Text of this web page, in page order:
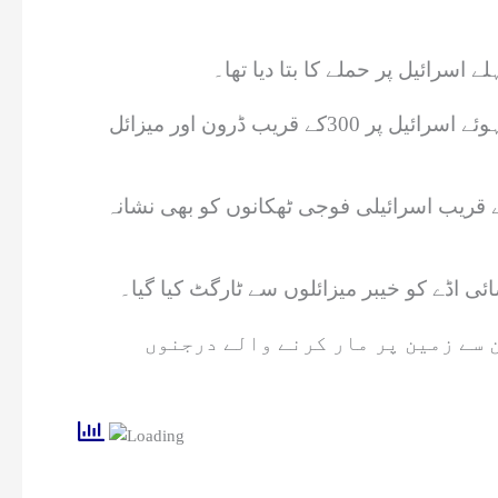
خیال رہے کہ گزشتہ شب ایران نے شام کے دارالحکومت دمشق میں ایرانی سفارتخانے پر حملے کا جواب دیتے ہوئے اسرائیل پر 300کے قریب ڈرون اور میزائل
قریب اسرائیلی فوجی ٹھکانوں کو بھی نشانہ
علاقوں تک پہنچے، زمین سے زمین پر مار کرنے والے درجنوں